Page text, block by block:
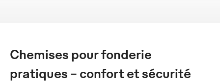
Chemises pour fonderie
pratiques – confort et sécurité